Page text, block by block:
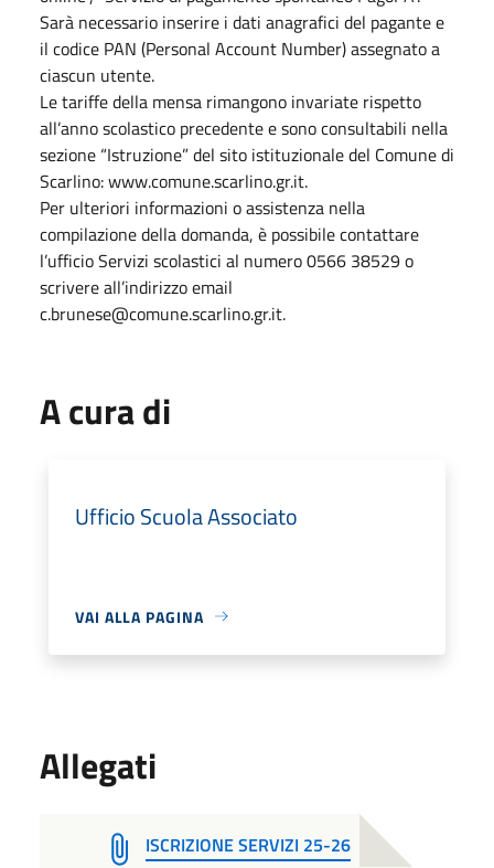
Sarà necessario inserire i dati anagrafici del pagante e
il codice PAN (Personal Account Number) assegnato a
ciascun utente.
Le tariffe della mensa rimangono invariate rispetto
all’anno scolastico precedente e sono consultabili nella
sezione “Istruzione” del sito istituzionale del Comune di
Scarlino: www.comune.scarlino.gr.it.
Per ulteriori informazioni o assistenza nella
compilazione della domanda, è possibile contattare
l’ufficio Servizi scolastici al numero 0566 38529 o
scrivere all’indirizzo email
c.brunese@comune.scarlino.gr.it.
A cura di
Ufficio Scuola Associato
VAI ALLA PAGINA
Allegati
ISCRIZIONE SERVIZI 25-26